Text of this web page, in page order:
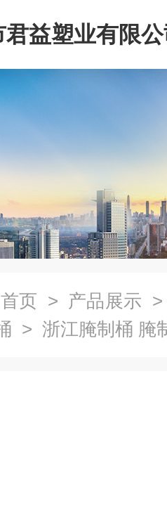
君益塑业有限
首页 > 产品展示
> 浙江腌制桶 腌